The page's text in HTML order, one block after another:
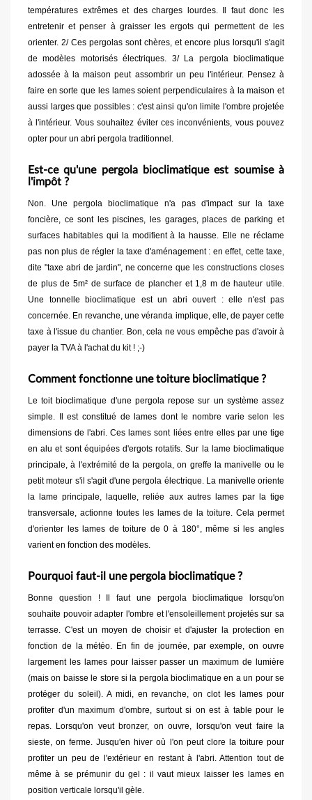
températures extrêmes et des charges lourdes. Il faut donc les
entretenir et penser à graisser les ergots qui permettent de les
orienter. 2/ Ces pergolas sont chères, et encore plus lorsqu'il s'agit
de modèles motorisés électriques. 3/ La pergola bioclimatique
adossée à la maison peut assombrir un peu l'intérieur. Pensez à
faire en sorte que les lames soient perpendiculaires à la maison et
aussi larges que possibles : c'est ainsi qu'on limite l'ombre projetée
à l'intérieur. Vous souhaitez éviter ces inconvénients, vous pouvez
opter pour un abri pergola traditionnel.
Est-ce qu'une pergola bioclimatique est soumise à
l'impôt ?
Non. Une pergola bioclimatique n'a pas d'impact sur la taxe
foncière, ce sont les piscines, les garages, places de parking et
surfaces habitables qui la modifient à la hausse. Elle ne réclame
pas non plus de régler la taxe d'aménagement : en effet, cette taxe,
dite "taxe abri de jardin", ne concerne que les constructions closes
de plus de 5m² de surface de plancher et 1,8 m de hauteur utile.
Une tonnelle bioclimatique est un abri ouvert : elle n'est pas
concernée. En revanche, une véranda implique, elle, de payer cette
taxe à l'issue du chantier. Bon, cela ne vous empêche pas d'avoir à
payer la TVA à l'achat du kit ! ;-)
Comment fonctionne une toiture bioclimatique ?
Le toit bioclimatique d'une pergola repose sur un système assez
simple. Il est constitué de lames dont le nombre varie selon les
dimensions de l'abri. Ces lames sont liées entre elles par une tige
en alu et sont équipées d'ergots rotatifs. Sur la lame bioclimatique
principale, à l'extrémité de la pergola, on greffe la manivelle ou le
petit moteur s'il s'agit d'une pergola électrique. La manivelle oriente
la lame principale, laquelle, reliée aux autres lames par la tige
transversale, actionne toutes les lames de la toiture. Cela permet
d'orienter les lames de toiture de 0 à 180°, même si les angles
varient en fonction des modèles.
Pourquoi faut-il une pergola bioclimatique ?
Bonne question ! Il faut une pergola bioclimatique lorsqu'on
souhaite pouvoir adapter l'ombre et l'ensoleillement projetés sur sa
terrasse. C'est un moyen de choisir et d'ajuster la protection en
fonction de la météo. En fin de journée, par exemple, on ouvre
largement les lames pour laisser passer un maximum de lumière
(mais on baisse le store si la pergola bioclimatique en a un pour se
protéger du soleil). A midi, en revanche, on clot les lames pour
profiter d'un maximum d'ombre, surtout si on est à table pour le
repas. Lorsqu'on veut bronzer, on ouvre, lorsqu'on veut faire la
sieste, on ferme. Jusqu'en hiver où l'on peut clore la toiture pour
profiter un peu de l'extérieur en restant à l'abri. Attention tout de
même à se prémunir du gel : il vaut mieux laisser les lames en
position verticale lorsqu'il gèle.